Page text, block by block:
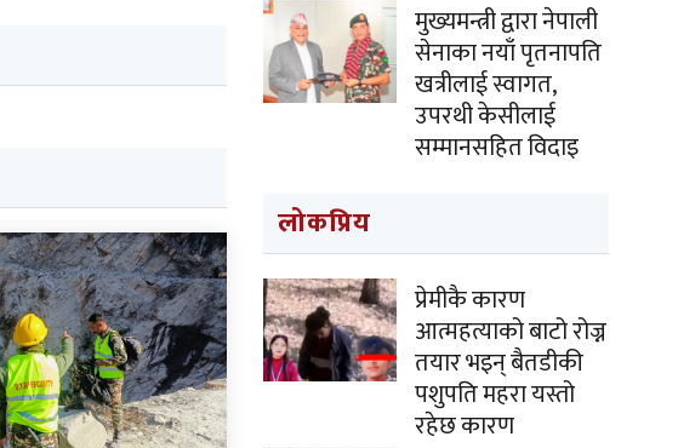
मुख्यमन्त्री द्वारा नेपाली
सेनाका नयाँ पृतनापति
खत्रीलाई स्वागत,
उपरथी केसीलाई
सम्मानसहित विदाइ
लोकप्रिय
प्रेमीकै कारण
आत्महत्याको बाटो रोज्न
तयार भइन् बैतडीकी
पशुपति महरा यस्तो
रहेछ कारण